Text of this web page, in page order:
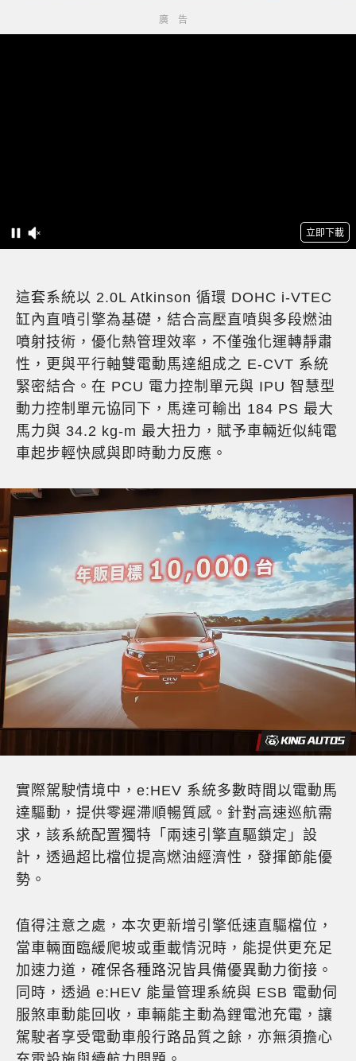
這套系統以 2.0L Atkinson 循環 DOHC i-VTEC
缸內直噴引擎為基礎，結合高壓直噴與多段燃油
噴射技術，優化熱管理效率，不僅強化運轉靜肅
性，更與平行軸雙電動馬達組成之 E-CVT 系統
緊密結合。在 PCU 電力控制單元與 IPU 智慧型
動力控制單元協同下，馬達可輸出 184 PS 最大
馬力與 34.2 kg-m 最大扭力，賦予車輛近似純電
車起步輕快感與即時動力反應。
實際駕駛情境中，e:HEV 系統多數時間以電動馬
達驅動，提供零遲滯順暢質感。針對高速巡航需
求，該系統配置獨特「兩速引擎直驅鎖定」設
計，透過超比檔位提高燃油經濟性，發揮節能優
勢。
值得注意之處，本次更新增引擎低速直驅檔位，
當車輛面臨緩爬坡或重載情況時，能提供更充足
加速力道，確保各種路況皆具備優異動力銜接。
同時，透過 e:HEV 能量管理系統與 ESB 電動伺
服煞車動能回收，車輛能主動為鋰電池充電，讓
駕駛者享受電動車般行路品質之餘，亦無須擔心